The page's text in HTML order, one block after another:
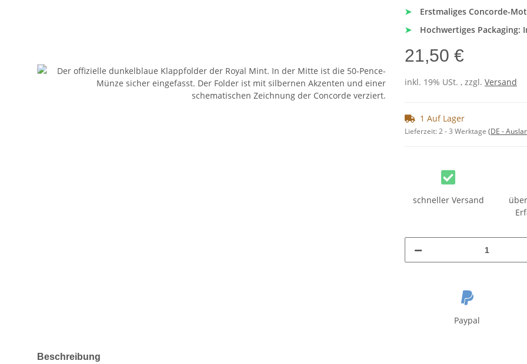
➤
Erstmaliges Concorde-
➤
Hochwertiges
21,50 €
inkl. 19% USt. , zzgl. Versand
1 Auf Lager
Lieferzeit:2 - 3 Werktage (DE -
schneller Versand
Paypal
weitere Registerkarten anzeigen
Beschreibung